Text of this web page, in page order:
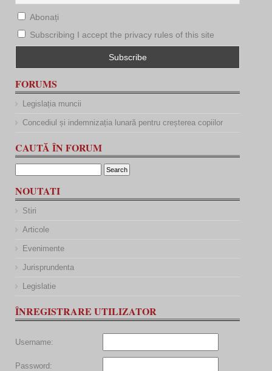
Abonați
Subscribing I accept the privacy rules of this site
FORUMS
Legislația muncii
Concediul și indemnizația lunară pentru creșterea copiilor
CAUTĂ ÎN FORUM
NOUTATI
Stiri
Articole
Evenimente
Jurisprundenta
Legislatie
ÎNREGISTRARE UTILIZATOR
Username:
Password: